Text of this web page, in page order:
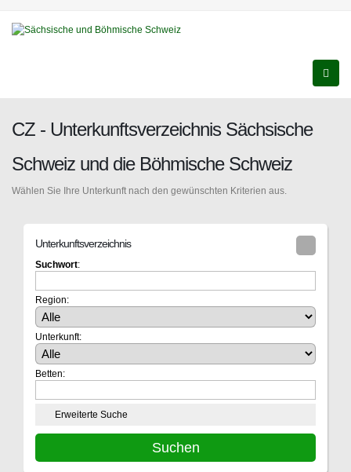
CZ - Unterkunftsverzeichnis Sächsische
Schweiz und die Böhmische Schweiz
Wählen Sie Ihre Unterkunft nach den gewünschten Kriterien aus.
Unterkunftsverzeichnis
Suchwort:
Region:
Unterkunft:
Betten:
Erweiterte Suche